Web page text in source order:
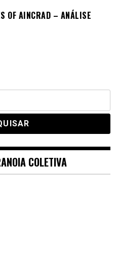
OF AINCRAD – ANÁLISE
COLETIVA